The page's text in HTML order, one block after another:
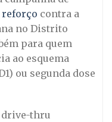
reforço contra a
no Distrito
para quem
ao esquema
ou segunda dose
drive-thru